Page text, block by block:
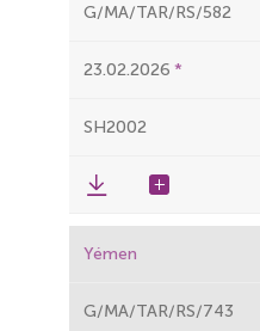
G/MA/TAR/RS/582
23.02.2026
SH2002
Yémen
G/MA/TAR/RS/743